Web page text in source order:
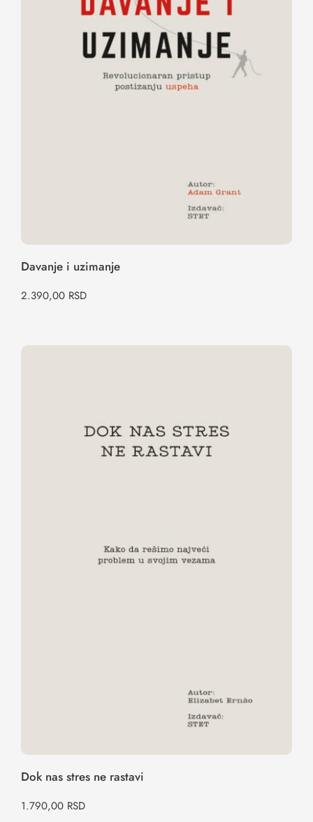
Davanje i uzimanje
Davanje i uzimanje
2.390,00 RSD
Dok nas stres ne rastavi
Dok nas stres ne rastavi
1.790,00 RSD